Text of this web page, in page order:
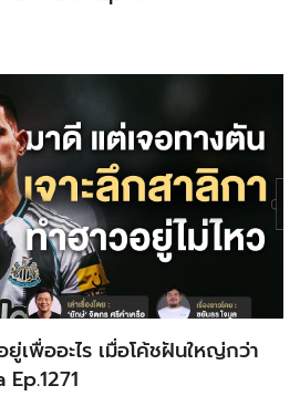
เพื่ออะไร เมื่อโค้ชฝันใหญ่กว่า